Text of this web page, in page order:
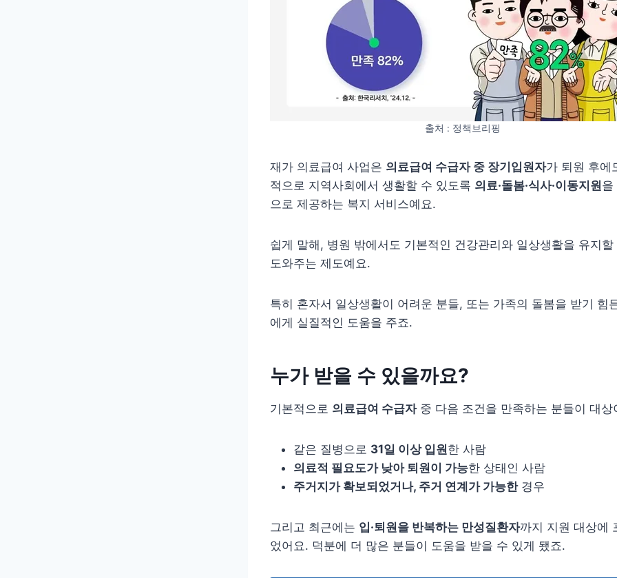
출처 : 정책브리핑
재가 의료급여 사업은 의료급여 수급자 중 장기입원자가 퇴원 후에
적으로 지역사회에서 생활할 수 있도록 의료·돌봄·식사·이동지원을
으로 제공하는 복지 서비스예요.
쉽게 말해, 병원 밖에서도 기본적인 건강관리와 일상생활을 유지할
도와주는 제도예요.
특히 혼자서 일상생활이 어려운 분들, 또는 가족의 돌봄을 받기 힘
에게 실질적인 도움을 주죠.
누가 받을 수 있을까요?
기본적으로 의료급여 수급자중 다음 조건을 만족하는 분들이 대상
같은 질병으로 31일 이상 입원한 사람
의료적 필요도가 낮아 퇴원이 가능한 상태인 사람
주거지가 확보되었거나, 주거 연계가 가능한경우
그리고 최근에는 입·퇴원을 반복하는 만성질환자까지 지원 대상에
었어요. 덕분에 더 많은 분들이 도움을 받을 수 있게 됐죠.